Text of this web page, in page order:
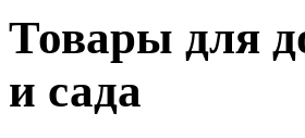
Товары для
и сада